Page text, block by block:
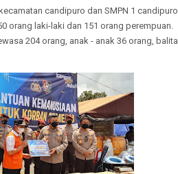
candipuro dan SMPN 1 candipuro
orang laki-laki dan 151 orang perempuan.
204 orang, anak - anak 36 orang, balita